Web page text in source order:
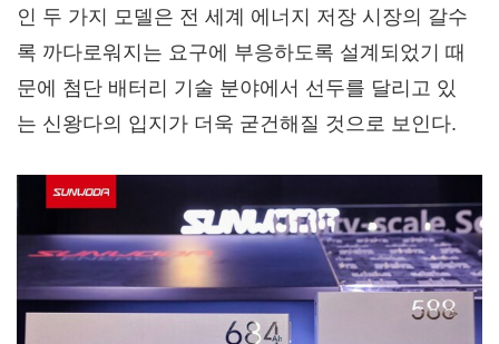
인 두 가지 모델은 전 세계 에너지 저장 시장의 갈수
록 까다로워지는 요구에 부응하도록 설계되었기 때
문에 첨단 배터리 기술 분야에서 선두를 달리고 있
는 신왕다의 입지가 더욱 굳건해질 것으로 보인다.